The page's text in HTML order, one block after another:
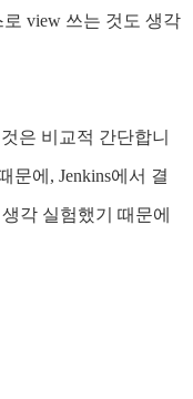
view 쓰는 것도 생각
은 비교적 간단합니
문에, Jenkins에서 결
각 실험했기 때문에